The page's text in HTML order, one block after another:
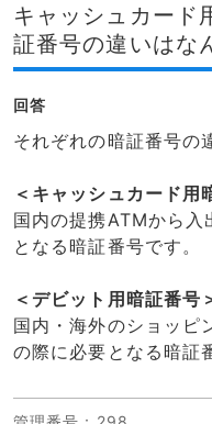
キャッシュカード
証番号の違いはな
回答
それぞれの暗証番号の
＜キャッシュカード用
国内の提携ATMから
となる暗証番号です。
＜デビット用暗証番号
国内・海外のショッピ
の際に必要となる暗証